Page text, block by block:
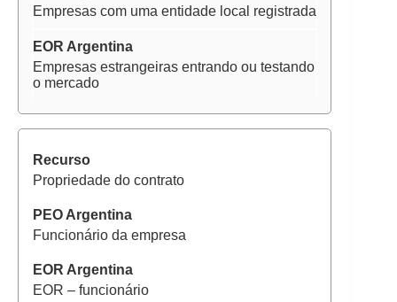
Empresas com uma entidade local registrada
Empresas estrangeiras entrando ou testando
o mercado
Propriedade do contrato
Funcionário da empresa
EOR – funcionário